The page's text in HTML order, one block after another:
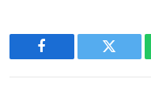
Facebook Twitter